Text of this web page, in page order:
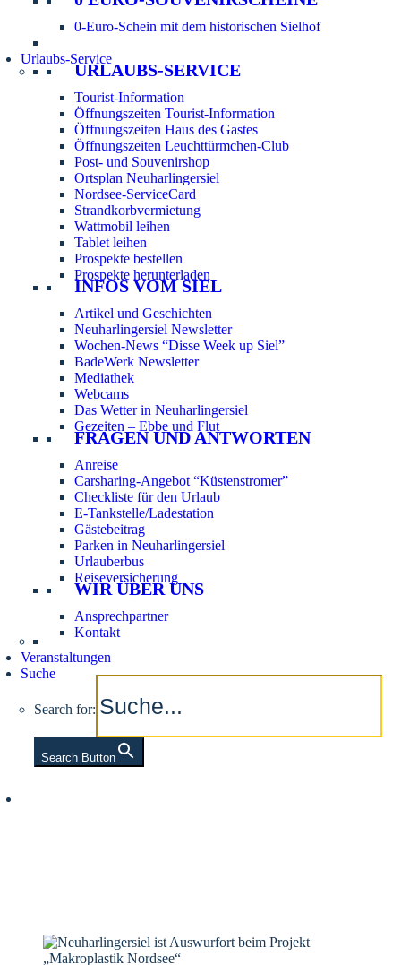
0-Euro-Schein mit dem historischen Sielhof
Urlaubs-Service
URLAUBS-SERVICE
Tourist-Information
Öffnungszeiten Tourist-Information
Öffnungszeiten Haus des Gastes
Öffnungszeiten Leuchttürmchen-Club
Post- und Souvenirshop
Ortsplan Neuharlingersiel
Nordsee-ServiceCard
Strandkorbvermietung
Wattmobil leihen
Tablet leihen
Prospekte bestellen
Prospekte herunterladen
INFOS VOM SIEL
Artikel und Geschichten
Neuharlingersiel Newsletter
Wochen-News “Disse Week up Siel”
BadeWerk Newsletter
Mediathek
Webcams
Das Wetter in Neuharlingersiel
Gezeiten – Ebbe und Flut
FRAGEN UND ANTWORTEN
Anreise
Carsharing-Angebot “Küstenstromer”
Checkliste für den Urlaub
E-Tankstelle/Ladestation
Gästebeitrag
Parken in Neuharlingersiel
Urlauberbus
Reiseversicherung
WIR ÜBER UNS
Ansprechpartner
Kontakt
Veranstaltungen
Suche
Search for:
Search Button